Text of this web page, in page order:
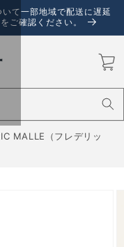
て一部地域で配送に遅延
ご確認ください。
ー
MALLE（フレデリッ